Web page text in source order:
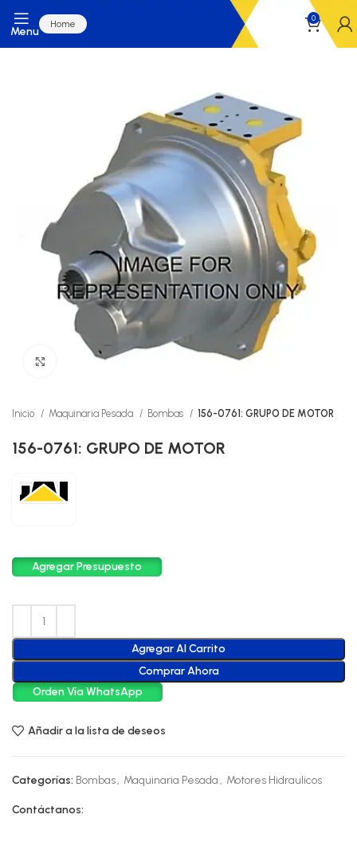
Menu
Home
0
Click to enlarge
Inicio Maquinaria Pesada Bombas 156-0761: GRUPO DE MOTOR
156-0761: GRUPO DE MOTOR
Agregar Presupuesto
Agregar Al Carrito
Comprar Ahora
Orden Vía WhatsApp
Añadir a la lista de deseos
Categorías: Bombas, Maquinaria Pesada , Motores Hidraulicos
Contáctanos: